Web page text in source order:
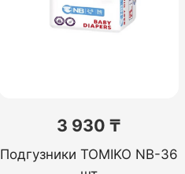
3 930 ₸
Подгузники TOMIKO NB-36